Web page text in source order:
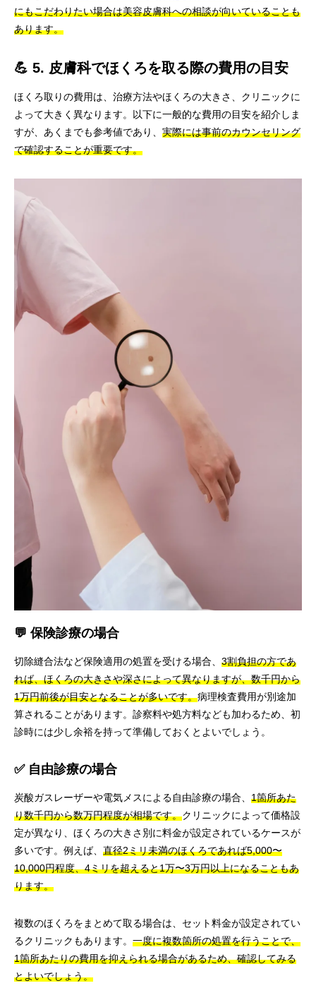
にもこだわりたい場合は美容皮膚科への相談が向いていることも
あります。
💪 5. 皮膚科でほくろを取る際の費用の目安
ほくろ取りの費用は、治療方法やほくろの大きさ、クリニックに
よって大きく異なります。以下に一般的な費用の目安を紹介しま
すが、あくまでも参考値であり、 実際には事前のカウンセリング
で確認することが重要です。
💬 保険診療の場合
切除縫合法など保険適用の処置を受ける場合、 3割負担の方であ
れば、ほくろの大きさや深さによって異なりますが、数千円から
1万円前後が目安となることが多いです。病理検査費用が別途加
算されることがあります。診察料や処方料なども加わるため、初
診時には少し余裕を持って準備しておくとよいでしょう。
✅ 自由診療の場合
炭酸ガスレーザーや電気メスによる自由診療の場合、 1箇所あた
り数千円から数万円程度が相場です。クリニックによって価格設
定が異なり、ほくろの大きさ別に料金が設定されているケースが
多いです。例えば、 直径2ミリ未満のほくろであれば5,000〜
10,000円程度、4ミリを超えると1万〜3万円以上になることもあ
ります。
複数のほくろをまとめて取る場合は、セット料金が設定されてい
るクリニックもあります。 一度に複数箇所の処置を行うことで、
1箇所あたりの費用を抑えられる場合があるため、確認してみる
とよいでしょう。